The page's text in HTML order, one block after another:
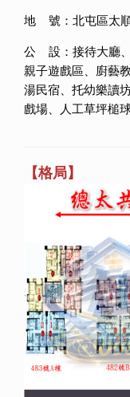
地 號：北屯區太
公 設：接待大廳、
親子遊戲區、廚藝
湯民宿、托幼樂讀
戲場、人工草坪槌
【格局】